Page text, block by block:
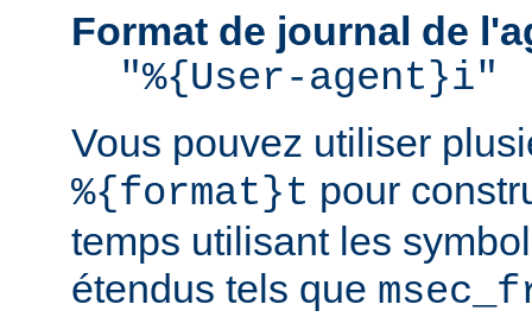
Format de journal de
"%{User-agent}i"
Vous pouvez utiliser
%{format}t pour
temps utilisant les
étendus tels que